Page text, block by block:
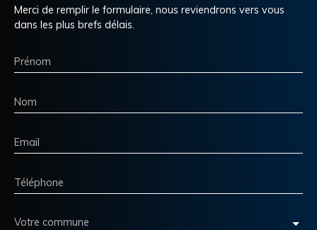
Merci de remplir le formulaire, nous reviendrons vers vous
dans les plus brefs délais.
Prénom
Nom
Email
Téléphone
Votre commune